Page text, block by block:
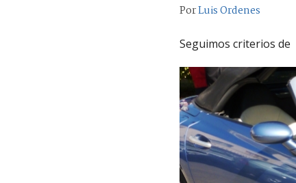
PorLuis Ordenes
Seguimos criterios de